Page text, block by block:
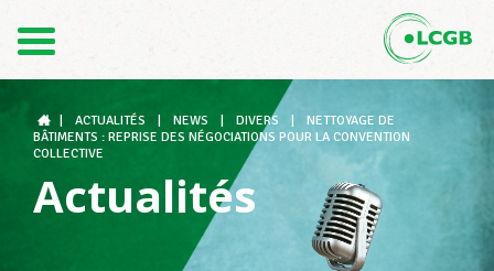
DE
Le LCGB
ACTUALITÉS NEWS DIVERS
NETTOYAGE DE
BÂTIMENTS : REPRISE DES NÉGOCIATIONS POUR LA CONVENTION
COLLECTIVE
Actualités